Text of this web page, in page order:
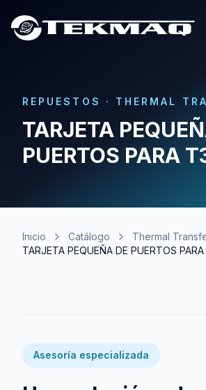
REPUESTOS · THERMAL
TARJETA
PUERTOS PARA
Inicio Catálogo
Thermal
TARJETA PEQUEÑA DE PUERTOS
Asesoría especializada